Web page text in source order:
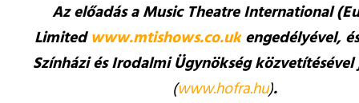
Az előadás a Music Theatre International
Limitedwww.mtishows.co.ukengedélyével,
Színházi és Irodalmi Ügynökség
(www.hofra.hu).